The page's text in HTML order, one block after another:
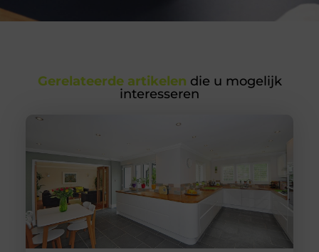
Gerelateerde artikelen die u mogelijk
interesseren